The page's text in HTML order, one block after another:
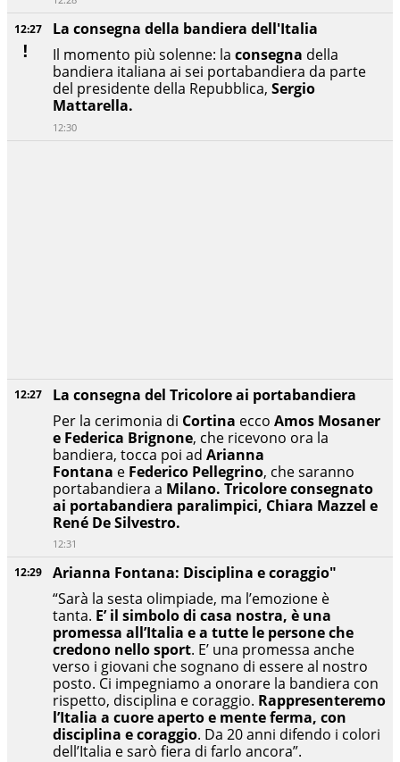
12:29
Arianna Fontana: Disciplina e coraggio"
“Sarà la sesta olimpiade, ma l’emozione è
tanta. E’ il simbolo di casa nostra, è una
promessa all’Italia e a tutte le persone che
credono nello sport. E’ una promessa anche
verso i giovani che sognano di essere al nostro
posto. Ci impegniamo a onorare la bandiera con
rispetto, disciplina e coraggio. Rappresenteremo
l’Italia a cuore aperto e mente ferma, con
disciplina e coraggio. Da 20 anni difendo i colori
dell’Italia e sarò fiera di farlo ancora”.
12:27
La consegna del Tricolore ai portabandiera
Per la cerimonia di Cortina ecco Amos Mosaner
e Federica Brignone, che ricevono ora la
bandiera, tocca poi ad Arianna
Fontana e Federico Pellegrino, che saranno
portabandiera a Milano. Tricolore consegnato
ai portabandiera paralimpici, Chiara Mazzel e
René De Silvestro.
12:31
12:27
La consegna della bandiera dell'Italia
Il momento più solenne: la consegna della
bandiera italiana ai sei portabandiera da parte
del presidente della Repubblica, Sergio
Mattarella.
12:30